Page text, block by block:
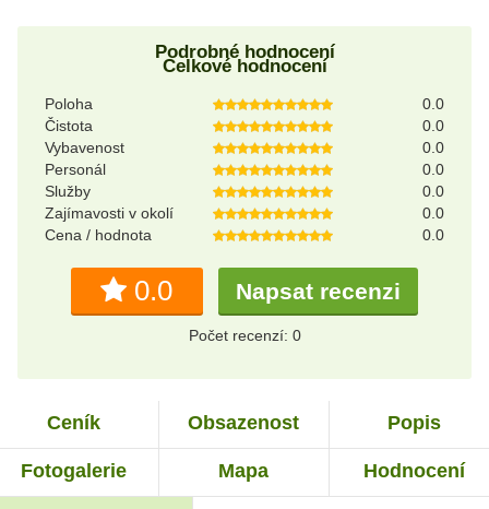
Podrobné hodnocení
Celkové hodnocení
Poloha
0.0
Čistota
0.0
Vybavenost
0.0
Personál
0.0
Služby
0.0
Zajímavosti v okolí
0.0
Cena / hodnota
0.0
0.0 Napsat recenzi
Počet recenzí: 0
Ceník Obsazenost Popis
Fotogalerie Mapa Hodnocení